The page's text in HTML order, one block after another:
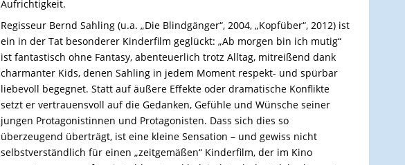
Aufrichtigkeit.
Regisseur Bernd Sahling (u.a. „Die Blindgänger“, 2004, „Kopfüber“, 2012) ist
ein in der Tat besonderer Kinderfilm geglückt: „Ab morgen bin ich mutig“
ist fantastisch ohne Fantasy, abenteuerlich trotz Alltag, mitreißend dank
charmanter Kids, denen Sahling in jedem Moment respekt- und spürbar
liebevoll begegnet. Statt auf äußere Effekte oder dramatische Konflikte
setzt er vertrauensvoll auf die Gedanken, Gefühle und Wünsche seiner
jungen Protagonistinnen und Protagonisten. Dass sich dies so
überzeugend überträgt, ist eine kleine Sensation – und gewiss nicht
selbstverständlich für einen „zeitgemäßen“ Kinderfilm, der im Kino